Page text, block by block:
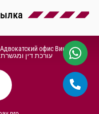
офис Виктории
עורכת דין ומגשרת